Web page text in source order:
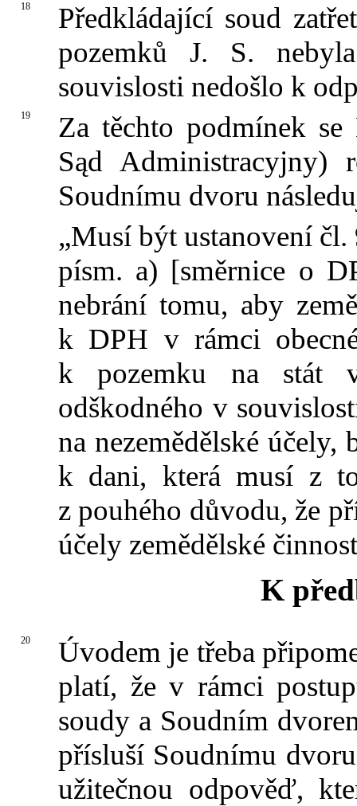
18
Předkládající soud
pozemků J. S.
souvislosti nedošlo k
19
Za těchto podmínek
Sąd Administracyjny)
Soudnímu dvoru
„Musí být ustanovení čl.
písm. a) [směrnice o
nebrání tomu, aby
k DPH v rámci
k pozemku na stát
odškodného v
na nezemědělské
k dani, která musí z
z pouhého důvodu, že
účely zemědělské
K
20
Úvodem je třeba
platí, že v rámci
soudy a Soudním
přísluší Soudnímu
užitečnou odpověď,